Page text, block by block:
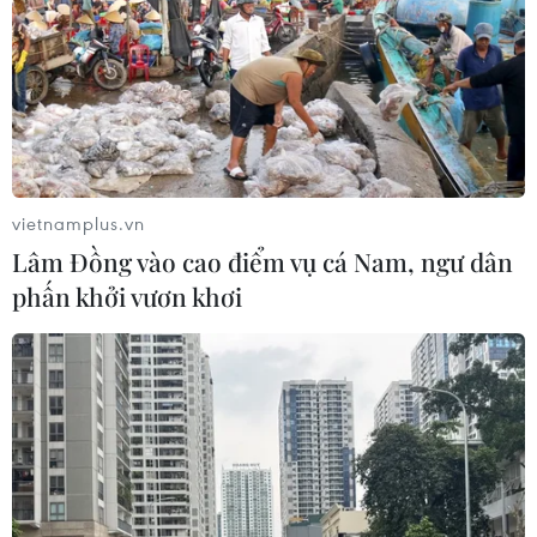
hưởng
05/08/2026 01:41
Mưa lũ, sạt lở tại Sri Lanka khiến 5
người thiệt mạng
04/08/2026 23:09
Thời tiết ngày 5/8: Bắc Bộ tiếp tục
mưa lớn, nguy cơ lũ quét và sạt lở đất
gia tăng
04/08/2026 23:08
Italy: Hai trận động đất liên tiếp làm
rung chuyển khu vực gần tháp
vietnamplus.vn
Lâm Đồng vào cao điểm vụ cá Nam, ngư dân
phấn khởi vươn khơi